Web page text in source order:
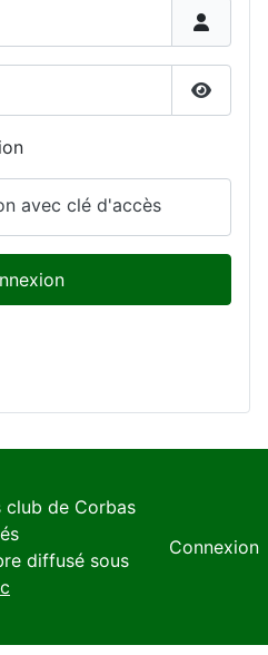
avec clé d'accès
de Corbas
diffusé sous
Connexion